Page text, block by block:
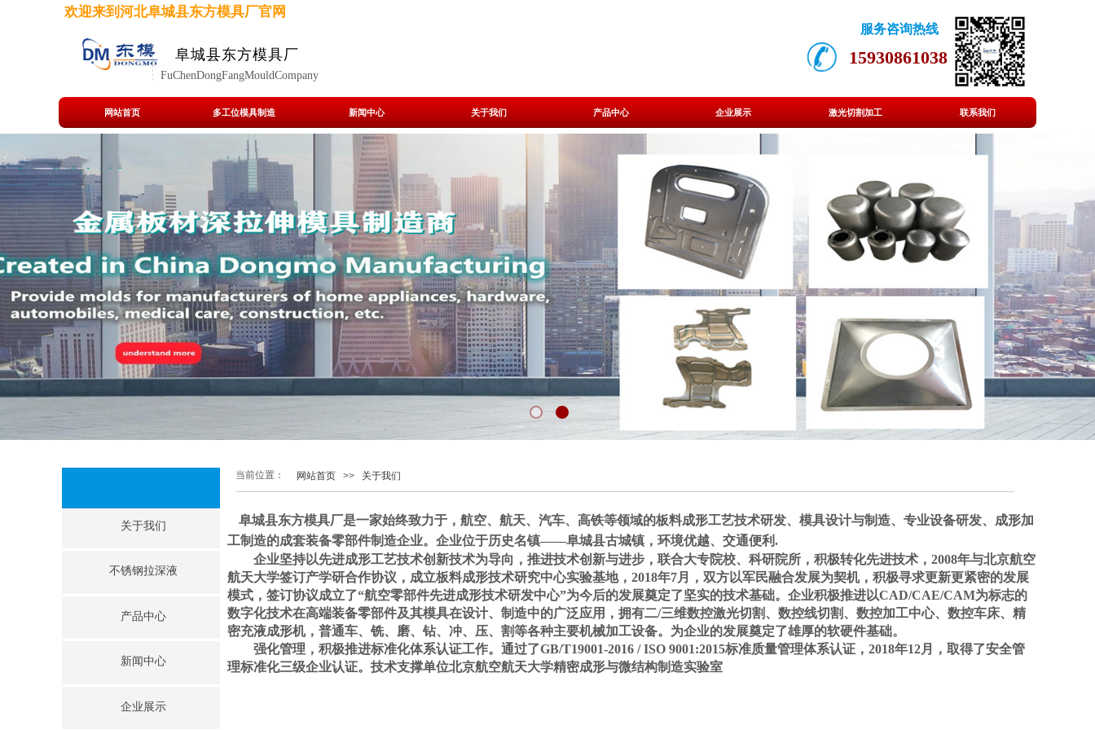
欢迎来到河北阜城县东方模具厂官网
服务咨询热线
阜城县东方模具厂 15930861038
FuChenDongFangMouldCompany
网站首页 多工位模具制造 新闻中心 关于我们 产品中心 企业展示 激光切割加工 联系我们
当前位置： 网站首页 >> 关于我们
关于我们
不锈钢拉深液
产品中心
新闻中心
企业展示
阜城县东方模具厂是一家始终致力于，航空、航天、汽车、高铁等领域的板料成形工艺技术研发、模具设计与制造、专业设备研发、成形加
工制造的成套装备零部件制造企业。企业位于历史名镇——阜城县古城镇，环境优越、交通便利.
企业坚持以先进成形工艺技术创新技术为导向 ，推进技术创新与进步，联合大专院校、科研院所，积极转化先进技术， 2008年与北京航空
航天大学签订产学研合作协议，成立板料成形技术研究中心实验基地， 2018年7月， 双方以军民融合发展为契机，积极寻求更新更紧密的发展
模式，签订协议成立了“航空零部件先进成形技术研发中心”为今后的发展奠定了坚实的技术基础。企业积极推进以CAD/CAE/CAM为标志的
数字化技术在高端装备零部件及其模具在设计、制造中的广泛应用，拥有二/三维数控激光切割、数控线切割、数控加工中心、数控车床、精
密充液成形机，普通车、铣、磨、钻、冲、压、割等各种主要机械加工设备。 为企业的发展奠定了雄厚的软硬件基础。
强化管理，积极推进标准化体系认证工作。通过了GB/T19001-2016 / ISO 9001:2015标准质量管理体系认证， 2018年12月，取得了安全管
理标准化三级企业认证。技术支撑单位北京航空航天大学精密成形与微结构制造实验室